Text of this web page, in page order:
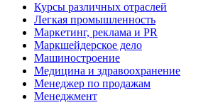
Курсы различных отраслей
Легкая промышленность
Маркетинг, реклама и PR
Маркшейдерское дело
Машиностроение
Медицина и здравоохранение
Менеджер по продажам
Менеджмент